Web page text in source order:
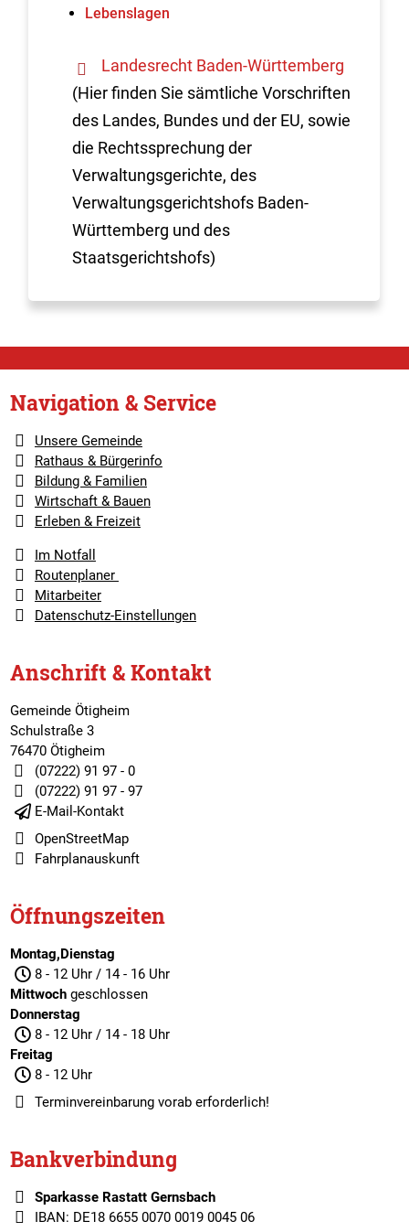
Lebenslagen
Landesrecht Baden-Württemberg
(Hier finden Sie sämtliche Vorschriften
des Landes, Bundes und der EU, sowie
die Rechtssprechung der
Verwaltungsgerichte, des
Verwaltungsgerichtshofs Baden-
Württemberg und des
Staatsgerichtshofs)
Navigation & Service
Unsere Gemeinde
Rathaus & Bürgerinfo
Bildung & Familien
Wirtschaft & Bauen
Erleben & Freizeit
Im Notfall
Routenplaner
Mitarbeiter
Datenschutz-Einstellungen
Anschrift & Kontakt
Gemeinde Ötigheim
Schulstraße 3
76470 Ötigheim
(07222) 91 97 - 0
(07222) 91 97 - 97
E-Mail-Kontakt
OpenStreetMap
Fahrplanauskunft
Öffnungszeiten
Montag,Dienstag
8 - 12 Uhr / 14 - 16 Uhr
Mittwochgeschlossen
Donnerstag
8 - 12 Uhr / 14 - 18 Uhr
Freitag
8 - 12 Uhr
Terminvereinbarungvorab erforderlich!
Bankverbindung
Sparkasse Rastatt Gernsbach
IBAN: DE18 6655 0070 0019 0045 06